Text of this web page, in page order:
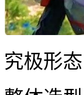
究极形态